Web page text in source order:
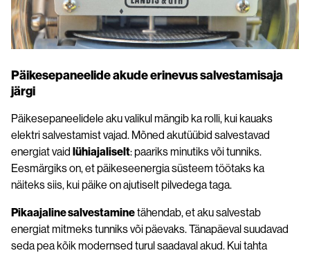
Päikesepaneelide akude erinevus salvestamisaja
järgi
Päikesepaneelidele aku valikul mängib ka rolli, kui kauaks
elektri salvestamist vajad. Mõned akutüübid salvestavad
energiat vaid lühiajaliselt: paariks minutiks või tunniks.
Eesmärgiks on, et päikeseenergia süsteem töötaks ka
näiteks siis, kui päike on ajutiselt pilvedega taga.
Pikaajaline salvestaminetähendab, et aku salvestab
energiat mitmeks tunniks või päevaks. Tänapäeval suudavad
seda pea kõik modernsed turul saadaval akud. Kui tahta